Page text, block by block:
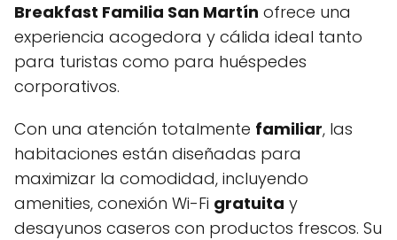
Breakfast Familia San Martín ofrece una
experiencia acogedora y cálida ideal tanto
para turistas como para huéspedes
corporativos.
Con una atención totalmente familiar, las
habitaciones están diseñadas para
maximizar la comodidad, incluyendo
amenities, conexión Wi-Fi gratuita y
desayunos caseros con productos frescos. Su